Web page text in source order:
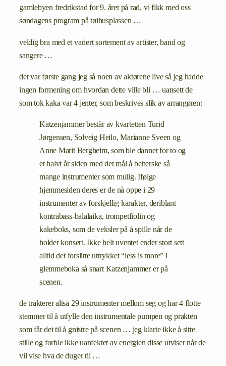
gamlebyen fredrikstad for 9. året på rad, vi fikk med oss
søndagens program på tøihusplassen …
veldig bra med et variert sortement av artister, band og
sangere …
det var første gang jeg så noen av aktørene live så jeg hadde
ingen formening om hvordan dette ville bli … uansett de
som tok kaka var 4 jenter, som beskrives slik av arrangøren:
Katzenjammer består av kvartetten Turid
Jørgensen, Solveig Heilo, Marianne Sveen og
Anne Marit Bergheim, som ble dannet for to og
et halvt år siden med det mål å beherske så
mange instrumenter som mulig. Ifølge
hjemmesiden deres er de nå oppe i 29
instrumenter av forskjellig karakter, deriblant
kontrabass-balalaika, trompetfiolin og
kakeboks, som de veksler på å spille når de
holder konsert. Ikke helt uventet ender stort sett
alltid det forslitte uttrykket “less is more” i
glemmeboka så snart Katzenjammer er på
scenen.
de trakterer altså 29 instrumenter mellom seg og har 4 flotte
stemmer til å utfylle den instrumentale pumpen og prakten
som får det til å gnistre på scenen … jeg klarte ikke å sitte
stille og forble ikke uanfektet av energien disse utviser når de
vil vise hva de duger til …